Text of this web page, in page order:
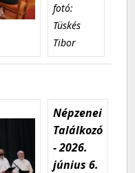
fotó:
Tüskés
Tibor
Népzenei
Találkozó
- 2026.
június 6.